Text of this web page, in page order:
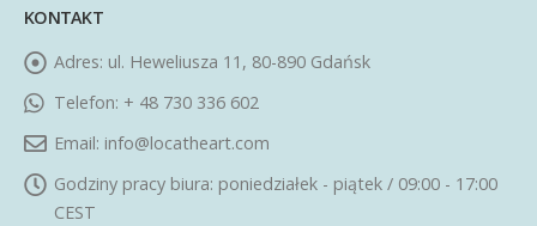
KONTAKT
Adres: ul. Heweliusza 11, 80-890 Gdańsk
Telefon: + 48 730 336 602
Email: info@locatheart.com
Godziny pracy biura: poniedziałek - piątek / 09:00 - 17:00
CEST